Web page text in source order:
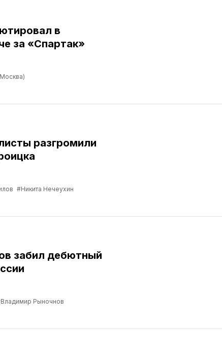
в
за «Спартак»
разгромили
#Никита Нечеухин
забил дебютный
Рыночнов